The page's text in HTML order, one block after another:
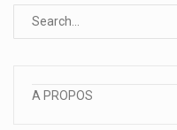
A PROPOS